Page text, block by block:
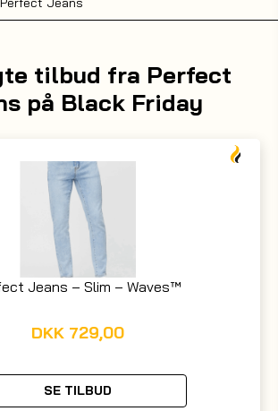
tilbud fra Perfect
på Black Friday
Jeans – Slim – Waves™
DKK 729,00
SE TILBUD